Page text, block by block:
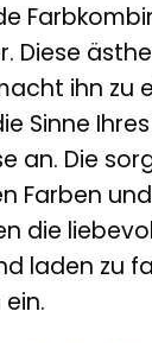
Diese
ihn zu
Sinne
an. Die
Farben
die
laden zu